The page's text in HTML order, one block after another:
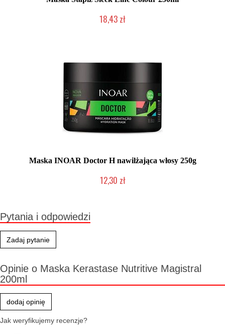
18,43 zł
Maska INOAR Doctor H nawilżająca włosy 250g
12,30 zł
Pytania i odpowiedzi
Zadaj pytanie
Opinie o Maska Kerastase Nutritive Magistral
200ml
dodaj opinię
Jak weryfikujemy recenzje?